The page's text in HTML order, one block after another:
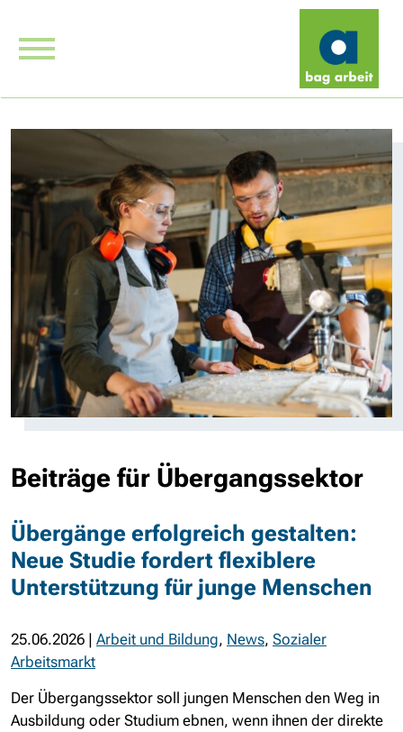
Beiträge für Übergangssektor
Übergänge erfolgreich gestalten:
Neue Studie fordert flexiblere
Unterstützung für junge Menschen
25.06.2026 | Arbeit und Bildung, News, Sozialer
Arbeitsmarkt
Der Übergangssektor soll jungen Menschen den Weg in
Ausbildung oder Studium ebnen, wenn ihnen der direkte